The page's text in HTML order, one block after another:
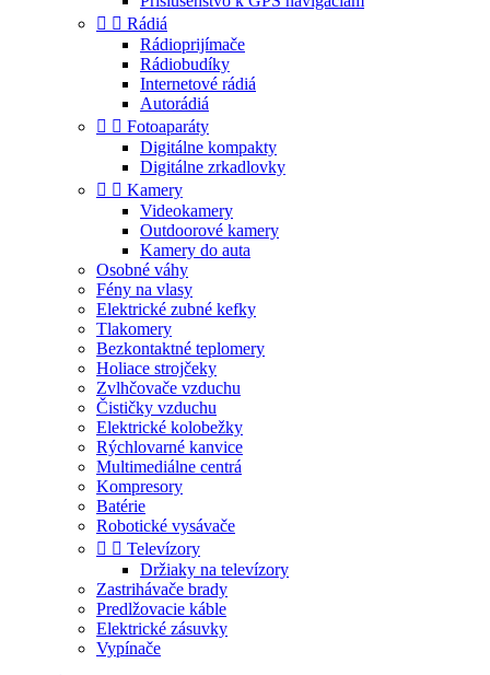
  Rádiá
Rádioprijímače
Rádiobudíky
Internetové rádiá
Autorádiá
  Fotoaparáty
Digitálne kompakty
Digitálne zrkadlovky
  Kamery
Videokamery
Outdoorové kamery
Kamery do auta
Osobné váhy
Fény na vlasy
Elektrické zubné kefky
Tlakomery
Bezkontaktné teplomery
Holiace strojčeky
Zvlhčovače vzduchu
Čističky vzduchu
Elektrické kolobežky
Rýchlovarné kanvice
Multimediálne centrá
Kompresory
Batérie
Robotické vysávače
  Televízory
Držiaky na televízory
Zastrihávače brady
Predlžovacie káble
Elektrické zásuvky
Vypínače